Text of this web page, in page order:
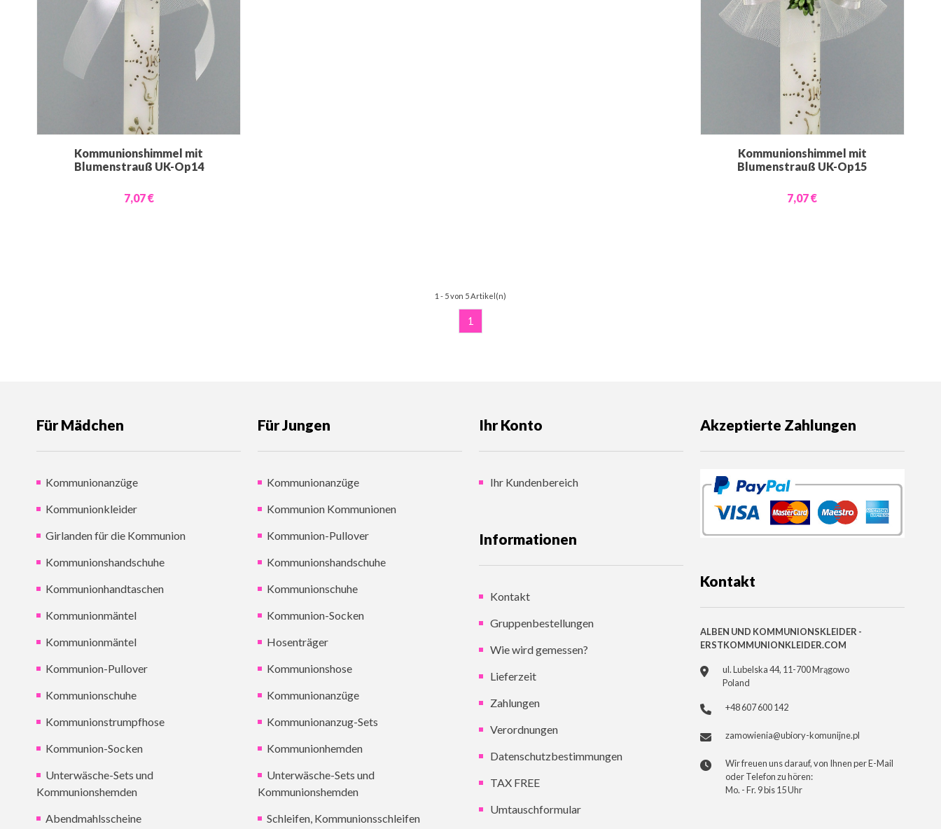
Kommunionshimmel mit
Blumenstrauß UK-Op14
7,07 €
Kommunionshimmel mit
Blumenstrauß UK-Op15
7,07 €
1 - 5 von 5 Artikel(n)
1
Für Mädchen
Kommunionanzüge
Kommunionkleider
Girlanden für die Kommunion
Kommunionshandschuhe
Kommunionhandtaschen
Kommunionmäntel
Kommunionmäntel
Kommunion-Pullover
Kommunionschuhe
Kommunionstrumpfhose
Kommunion-Socken
Unterwäsche-Sets und
Kommunionshemden
Abendmahlsscheine
Für Jungen
Kommunionanzüge
Kommunion Kommunionen
Kommunion-Pullover
Kommunionshandschuhe
Kommunionschuhe
Kommunion-Socken
Hosenträger
Kommunionshose
Kommunionanzüge
Kommunionanzug-Sets
Kommunionhemden
Unterwäsche-Sets und
Kommunionshemden
Schleifen, Kommunionsschleifen
Ihr Konto
Ihr Kundenbereich
Informationen
Kontakt
Gruppenbestellungen
Wie wird gemessen?
Lieferzeit
Zahlungen
Verordnungen
Datenschutzbestimmungen
TAX FREE
Umtauschformular
Akzeptierte Zahlungen
Kontakt
ALBEN UND KOMMUNIONSKLEIDER -
ERSTKOMMUNIONKLEIDER.COM
ul. Lubelska 44, 11-700 Mrągowo
Poland
+48 607 600 142
zamowienia@ubiory-komunijne.pl
Wir freuen uns darauf, von Ihnen per E-Mail
oder Telefon zu hören:
Mo. - Fr. 9 bis 15 Uhr